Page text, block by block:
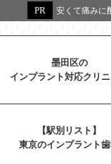
安くて痛みに
墨田区の
インプラント対応クリ
【駅別リスト】
東京のインプラント